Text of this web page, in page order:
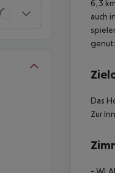
6,3
auch
Das
Zur